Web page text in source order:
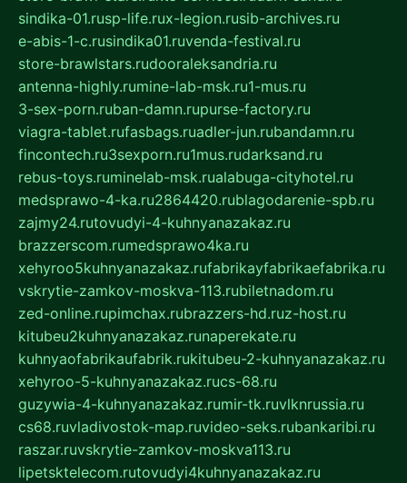
sindika-01.rusp-life.rux-legion.rusib-archives.ru
e-abis-1-c.rusindika01.ruvenda-festival.ru
store-brawlstars.rudooraleksandria.ru
antenna-highly.rumine-lab-msk.ru1-mus.ru
3-sex-porn.ruban-damn.rupurse-factory.ru
viagra-tablet.rufasbags.ruadler-jun.rubandamn.ru
fincontech.ru3sexporn.ru1mus.rudarksand.ru
rebus-toys.ruminelab-msk.rualabuga-cityhotel.ru
medsprawo-4-ka.ru2864420.rublagodarenie-spb.ru
zajmy24.rutovudyi-4-kuhnyanazakaz.ru
brazzerscom.rumedsprawo4ka.ru
xehyroo5kuhnyanazakaz.rufabrikayfabrikaefabrika.ru
vskrytie-zamkov-moskva-113.rubiletnadom.ru
zed-online.rupimchax.rubrazzers-hd.ruz-host.ru
kitubeu2kuhnyanazakaz.runaperekate.ru
kuhnyaofabrikaufabrik.rukitubeu-2-kuhnyanazakaz.ru
xehyroo-5-kuhnyanazakaz.rucs-68.ru
guzywia-4-kuhnyanazakaz.rumir-tk.ruvlknrussia.ru
cs68.ruvladivostok-map.ruvideo-seks.rubankaribi.ru
raszar.ruvskrytie-zamkov-moskva113.ru
lipetsktelecom.rutovudyi4kuhnyanazakaz.ru